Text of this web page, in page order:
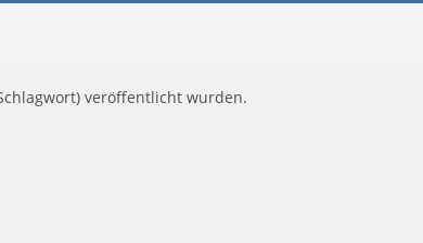
veröffentlicht wurden.